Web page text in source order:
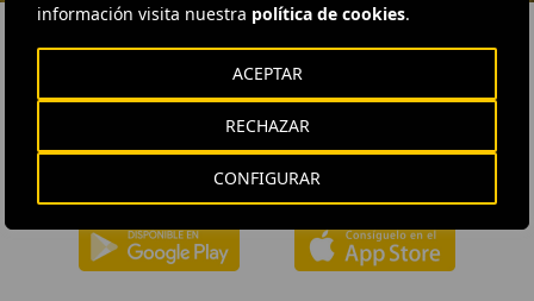
información visita nuestra política de cookies.
CONFIGURAR
RECHAZAR
ACEPTAR
DESCÁRGATE NUESTRA APP
trabajo y la información básica para el inversor.